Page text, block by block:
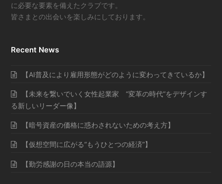
に必要な要素を備えたクラブです。
皆さまとの出会いを楽しみにしております。
Recent News
【AI普及により雇用形態がどのように変わってきているか】
【未来を繋いでいく女性起業家 “変革の時代”をデザインす
る新しいリーダー像】
【暗号資産の価格に惑わされないための考え方】
【仮想空間に広がる“もうひとつの経済”】
【勤労感謝の日の本当の語源】